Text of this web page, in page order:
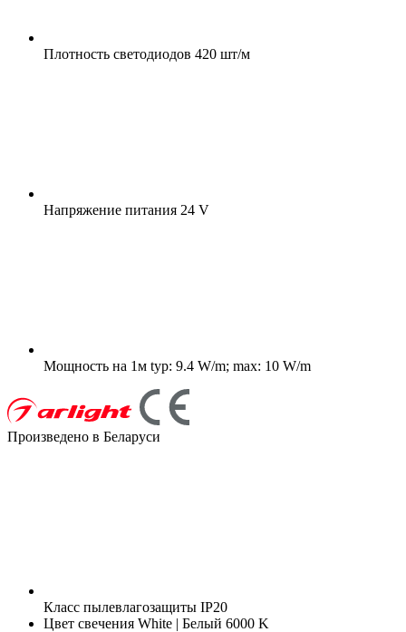
Плотность светодиодов 420 шт/м
Напряжение питания 24 V
Мощность на 1м typ: 9.4 W/m; max: 10 W/m
Произведено в Беларуси
Класс пылевлагозащиты IP20
Цвет свечения White | Белый 6000 K